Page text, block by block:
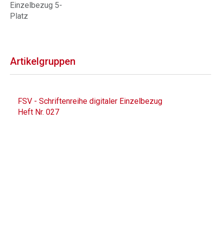
Einzelbezug 5-
Platz
Artikelgruppen
FSV - Schriftenreihe digitaler Einzelbezug
Heft Nr. 027